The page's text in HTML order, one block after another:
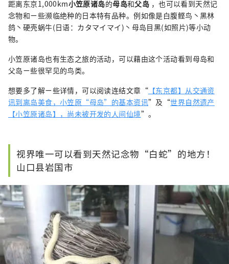
距离东京1,000km小笠原诸岛的母岛和父岛 ，也可以看到天然记
念物和ㄧ些濒临绝种的日本特有品种。例如像是白腹鲣鸟丶黑林
鸽丶硬壳蜗牛(日语：カタマイマイ)丶母岛目黑(如照片)等小动
物。
小笠原诸岛也有生态之旅的活动，可以藉由这个活动看到母岛和
父岛ㄧ些很罕见的鸟类。
想要多了解ㄧ些详情，可以阅读连结文章“【东京都】从交通资
讯到离岛美食，小笠原“母岛”的基本资讯”及“世界自然遗产
【小笠原诸岛】，尚未被开发的人间仙境”。
视界唯一可以看到天然记念物“白蛇”的地方！
山口县岩国市